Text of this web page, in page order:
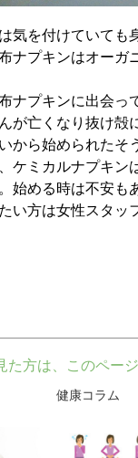
気を付けていても
ナプキンはオーガ
ナプキンに出会っ
が亡くなり抜け殻
から始められたそ
ケミカルナプキン
始める時は不安も
い方は女性スタッ
た方は、このペー
健康コラム